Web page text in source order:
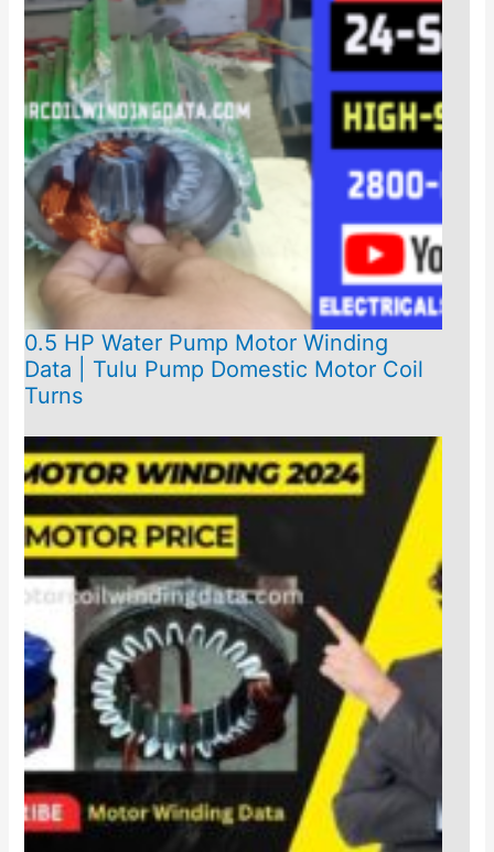
0.5 HP Water Pump Motor Winding
Data | Tulu Pump Domestic Motor Coil
Turns